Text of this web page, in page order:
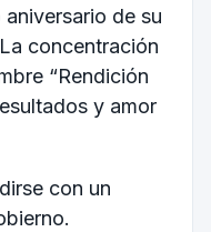
de su
concentración
“Rendición
y amor
con un